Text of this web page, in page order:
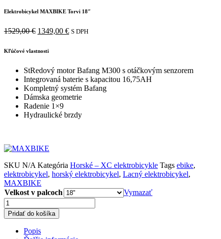
Elektrobicykel MAXBIKE Torvi 18″
1529,00€ Pôvodná
bola:
1349,00 €Aktuálna
S DPH
Kľúčové vlastnosti
StRedový motor Bafang M300 s otáčkovým senzorem
Integrovaná baterie s kapacitou 16,75AH
Kompletný systém Bafang
Dámska geometrie
Radenie 1×9
Hydraulické brzdy
SKU N/A Kategória Horské – XC elektrobicykle Tags ebike,
elektrobicykel, horský elektrobicykel, Lacný elektrobicykel,
MAXBIKE
Velkost v palcoch
Vymazať
množstvo
Elektrobicykel
MAXBIKE
Torvi
Pridať do košíka
Popis